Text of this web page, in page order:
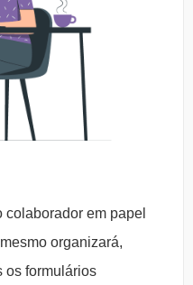
em papel
organizará,
os formulários